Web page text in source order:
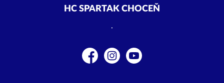
HC SPARTAK CHOCEŇ
.
FacebookInstagramYouTube